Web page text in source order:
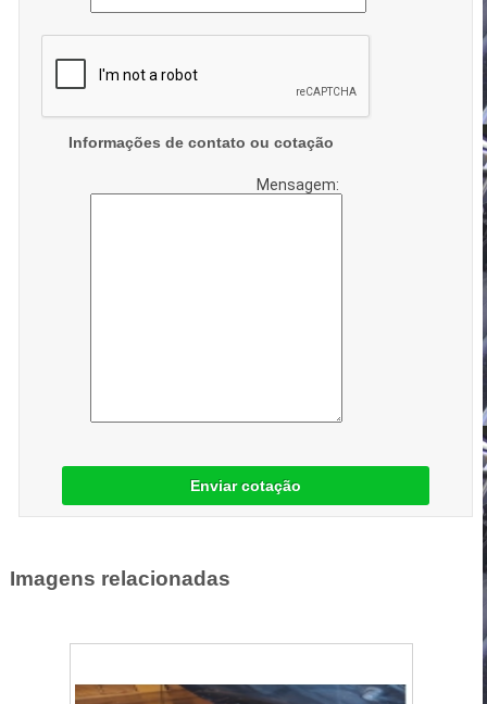
Informações de contato ou cotação
Mensagem:
Enviar cotação
Imagens relacionadas